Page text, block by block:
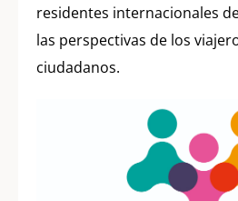
residentes internacionales
las perspectivas de los
ciudadanos.